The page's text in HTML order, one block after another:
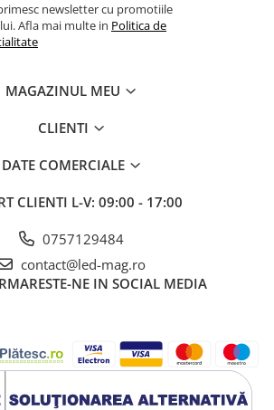
newsletter cu promotiile
Afla mai multe in Politica de
MAGAZINUL MEU
CLIENTI
DATE COMERCIALE
CLIENTI L-V: 09:00 - 17:00
0757129484
contact@led-mag.ro
NE IN SOCIAL MEDIA